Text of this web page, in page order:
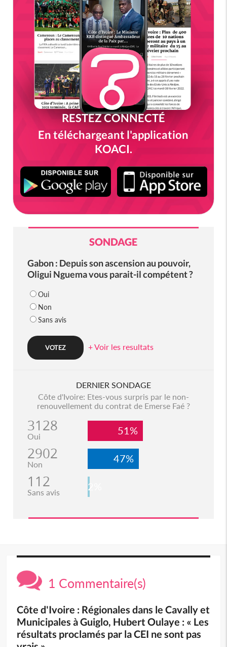
RESTEZ CONNECTÉ
En téléchargeant l'application
KOACI.
SONDAGE
Gabon : Depuis son ascension au pouvoir,
Oligui Nguema vous parait-il compétent ?
Oui
Non
Sans avis
+ Voir les resultats
DERNIER SONDAGE
Côte d'Ivoire: Etes-vous surpris par le non-
renouvellement du contrat de Emerse Faé ?
3128
Oui 51%
2902
Non 47%
112
Sans avis 2%
1 Commentaire(s)
Côte d'Ivoire : Régionales dans le Cavally et
Municipales à Guiglo, Hubert Oulaye : « Les
résultats proclamés par la CEI ne sont pas